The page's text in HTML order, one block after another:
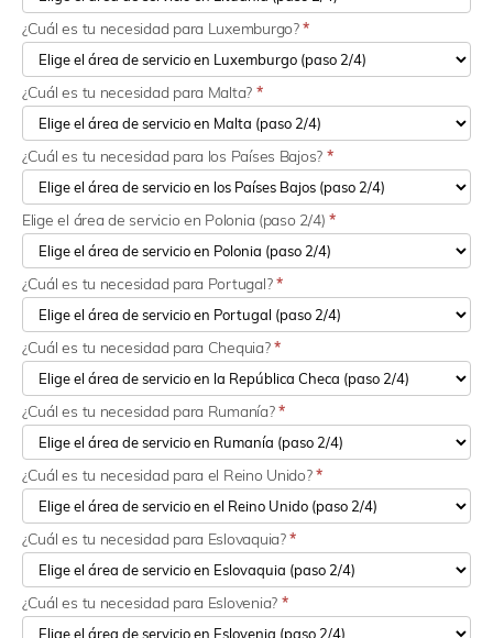
¿Cuál es tu necesidad para Luxemburgo?*
¿Cuál es tu necesidad para Malta? *
¿Cuál es tu necesidad para los Países Bajos? *
Elige el área de servicio en Polonia (paso 2/4)*
¿Cuál es tu necesidad para Portugal?*
¿Cuál es tu necesidad para Chequia?*
¿Cuál es tu necesidad para Rumanía?*
¿Cuál es tu necesidad para el Reino Unido?*
¿Cuál es tu necesidad para Eslovaquia?*
¿Cuál es tu necesidad para Eslovenia? *